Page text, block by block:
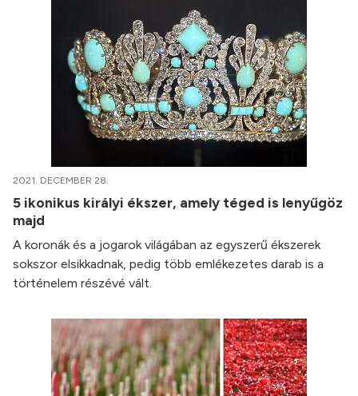
2021. DECEMBER 28.
5 ikonikus királyi ékszer, amely téged is lenyűgöz
majd
A koronák és a jogarok világában az egyszerű ékszerek
sokszor elsikkadnak, pedig több emlékezetes darab is a
történelem részévé vált.